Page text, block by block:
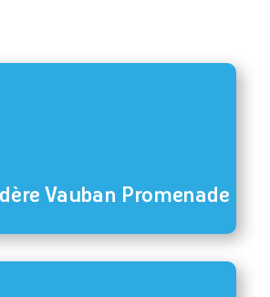
Vauban Promenade